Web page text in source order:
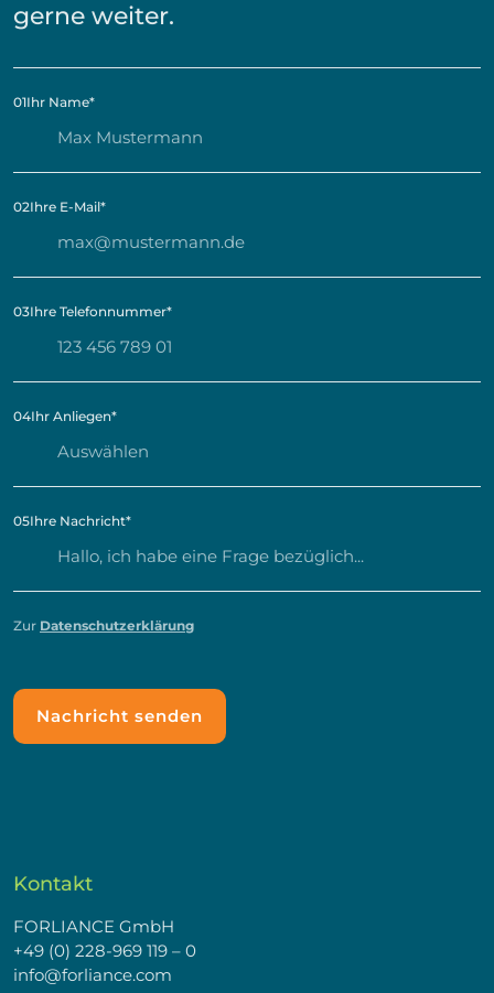
gerne weiter.
01Ihr Name*
02Ihre E-Mail*
03Ihre Telefonnummer*
04Ihr Anliegen*
05Ihre Nachricht*
Zur Datenschutzerklärung
Kontakt
FORLIANCE GmbH
+49 (0) 228-969 119 – 0
info@forliance.com